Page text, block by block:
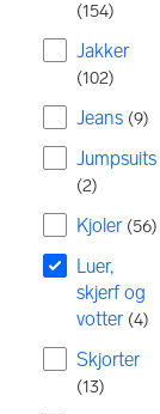
(154)
Jakker
(102)
Jeans (9)
Jumpsuits
(2)
Kjoler (56)
Luer,
skjerf og
votter (4)
Skjorter
(13)